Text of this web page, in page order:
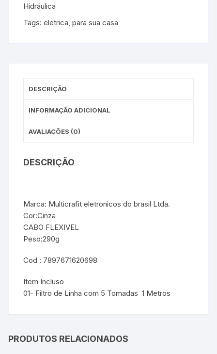
Hidráulica
Tags:eletrica,para sua casa
DESCRIÇÃO
INFORMAÇÃO ADICIONAL
AVALIAÇÕES (0)
DESCRIÇÃO
Marca: Multicrafit eletronicos do brasil Ltda.
Cor:Cinza
CABO FLEXIVEL
Peso:290g
Cod : 7897671620698
Item Incluso
01- Filtro de Linha com 5 Tomadas 1 Metros
PRODUTOS RELACIONADOS